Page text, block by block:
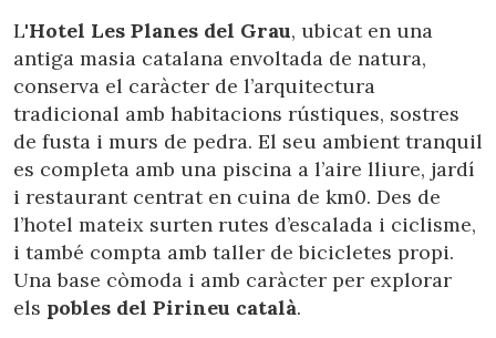
L'Hotel Les Planes del Grau, ubicat en una
antiga masia catalana envoltada de natura,
conserva el caràcter de l’arquitectura
tradicional amb habitacions rústiques, sostres
de fusta i murs de pedra. El seu ambient tranquil
es completa amb una piscina a l’aire lliure, jardí
i restaurant centrat en cuina de km0. Des de
l’hotel mateix surten rutes d’escalada i ciclisme,
i també compta amb taller de bicicletes propi.
Una base còmoda i amb caràcter per explorar
els pobles del Pirineu català.